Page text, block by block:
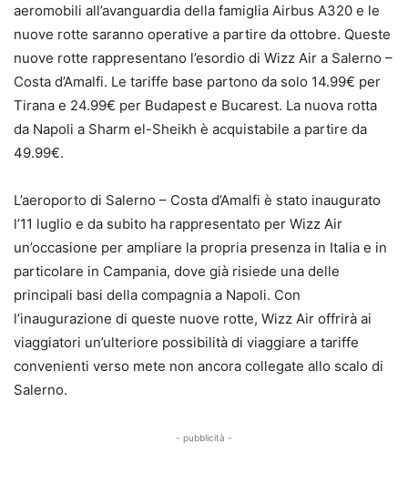
aeromobili all’avanguardia della famiglia Airbus A320 e le
nuove rotte saranno operative a partire da ottobre. Queste
nuove rotte rappresentano l’esordio di Wizz Air a Salerno –
Costa d’Amalfi. Le tariffe base partono da solo 14.99€ per
Tirana e 24.99€ per Budapest e Bucarest. La nuova rotta
da Napoli a Sharm el-Sheikh è acquistabile a partire da
49.99€.
L’aeroporto di Salerno – Costa d’Amalfi è stato inaugurato
l’11 luglio e da subito ha rappresentato per Wizz Air
un’occasione per ampliare la propria presenza in Italia e in
particolare in Campania, dove già risiede una delle
principali basi della compagnia a Napoli. Con
l’inaugurazione di queste nuove rotte, Wizz Air offrirà ai
viaggiatori un’ulteriore possibilità di viaggiare a tariffe
convenienti verso mete non ancora collegate allo scalo di
Salerno.
- pubblicità -